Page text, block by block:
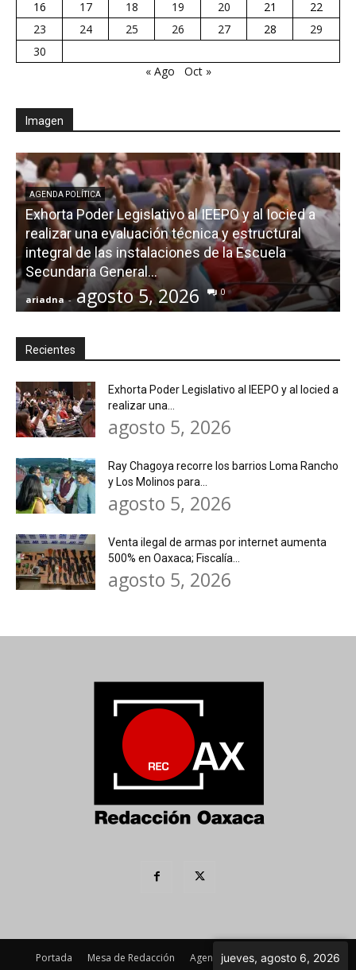
16
17 18 19 20 21
22
23
24 25 26 27 28
29
30
« Ago
Oct »
Imagen
AGENDA POLÍTICA
Exhorta Poder Legislativo al IEEPO y al Iocied a
realizar una evaluación técnica y estructural
integral de las instalaciones de la Escuela
Secundaria General...
ariadna - agosto 5, 2026 0
Recientes
Exhorta Poder Legislativo al IEEPO y al Iocied a
realizar una...
agosto 5, 2026
Ray Chagoya recorre los barrios Loma Rancho
y Los Molinos para...
agosto 5, 2026
Venta ilegal de armas por internet aumenta
500% en Oaxaca; Fiscalía...
agosto 5, 2026
Portada Mesa de Redacción Agenda Política
Imagen
jueves, agosto 6, 2026